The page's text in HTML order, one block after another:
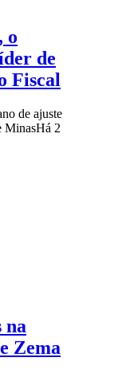
o
de
Fiscal
de ajuste
MinasHá 2
na
Zema